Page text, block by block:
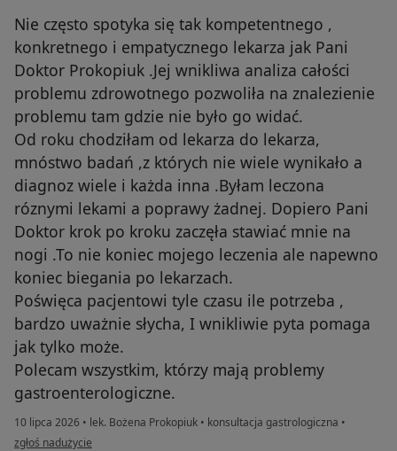
Nie często spotyka się tak kompetentnego ,
konkretnego i empatycznego lekarza jak Pani
Doktor Prokopiuk .Jej wnikliwa analiza całości
problemu zdrowotnego pozwoliła na znalezienie
problemu tam gdzie nie było go widać.
Od roku chodziłam od lekarza do lekarza,
mnóstwo badań ,z których nie wiele wynikało a
diagnoz wiele i każda inna .Byłam leczona
róznymi lekami a poprawy żadnej. Dopiero Pani
Doktor krok po kroku zaczęła stawiać mnie na
nogi .To nie koniec mojego leczenia ale napewno
koniec biegania po lekarzach.
Poświęca pacjentowi tyle czasu ile potrzeba ,
bardzo uważnie słycha, I wnikliwie pyta pomaga
jak tylko może.
Polecam wszystkim, którzy mają problemy
gastroenterologiczne.
10 lipca 2026 • lek. Bożena Prokopiuk • konsultacja gastrologiczna •
w opinii użytkownika Nicole
zgłoś nadużycie